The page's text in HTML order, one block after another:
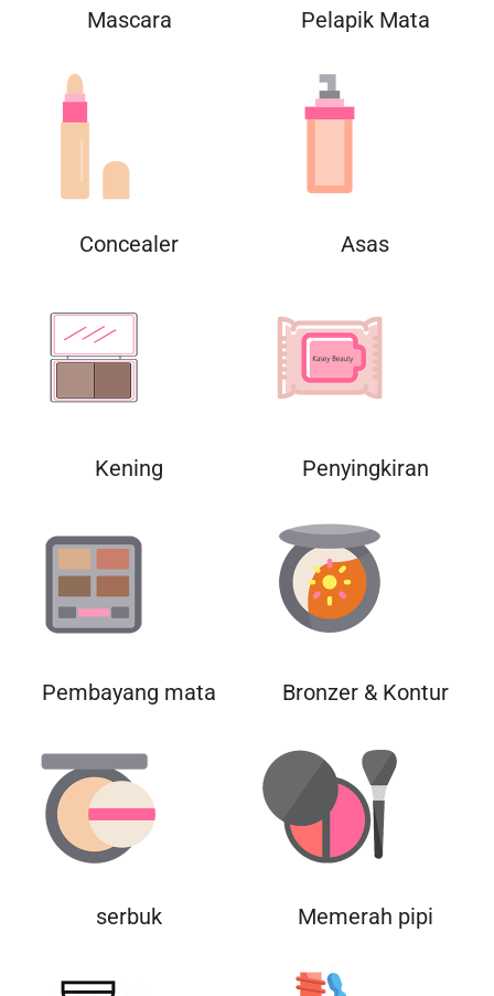
Mascara Pelapik Mata
Concealer Asas
Kening Penyingkiran
Pembayang mata Bronzer & Kontur
serbuk Memerah pipi